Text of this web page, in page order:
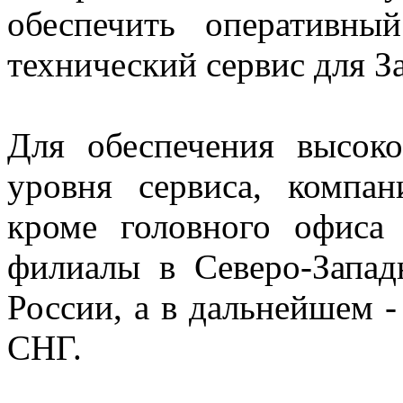
обеспечить
технический сервис для
Для обеспечения
уровня сервиса,
кроме головного
филиалы в Северо-
России, а в дальнейшем
СНГ.